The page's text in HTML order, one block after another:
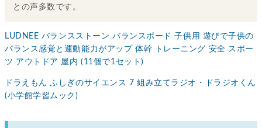
との声多数です。
LUDNEE バランスストーン バランスボード 子供用 遊びで子供の
バランス感覚と運動能力がアップ 体幹 トレーニング 安全 スポー
ツ アウトドア 屋内 (11個で1セット)
ドラえもん ふしぎのサイエンス 7 組み立てラジオ・ドラジオくん
(小学館学習ムック)